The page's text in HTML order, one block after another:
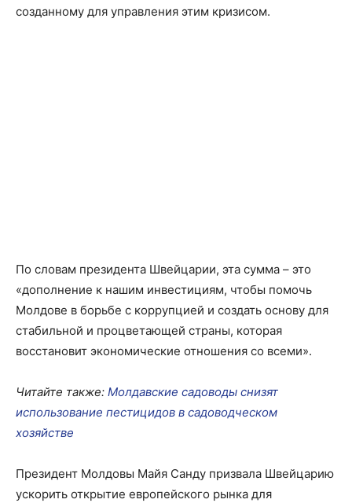
созданному для управления этим кризисом.
По словам президента Швейцарии, эта сумма – это
«дополнение к нашим инвестициям, чтобы помочь
Молдове в борьбе с коррупцией и создать основу для
стабильной и процветающей страны, которая
восстановит экономические отношения со всеми».
Читайте также: Молдавские садоводы снизят
использование пестицидов в садоводческом
хозяйстве
Президент Молдовы Майя Санду призвала Швейцарию
ускорить открытие европейского рынка для